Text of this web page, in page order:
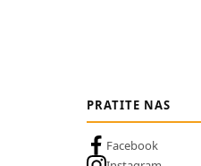
PRATITE NAS
Facebook